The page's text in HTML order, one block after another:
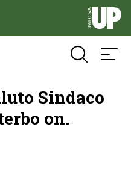
Sindaco
on.